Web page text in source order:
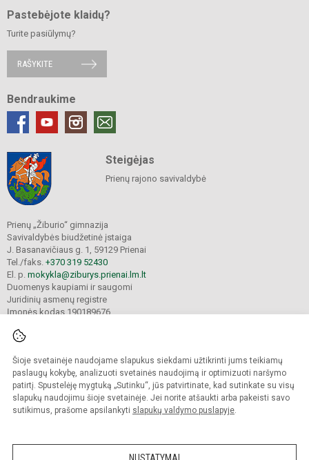
Šioje svetainėje naudojame slapukus siekdami užtikrinti jums teikiamų
paslaugų kokybę, analizuoti svetainės naudojimą ir optimizuoti naršymo
patirtį. Spustelėję mygtuką „Sutinku“, jūs patvirtinate, kad sutinkate su visų
slapukų naudojimu šioje svetainėje. Jei norite atšaukti arba pakeisti savo
sutikimus, prašome apsilankyti slapukų valdymo puslapyje.
NUSTATYMAI
Pastebėjote klaidų?
Turite pasiūlymų?
RAŠYKITE
Bendraukime
Steigėjas
Prienų rajono savivaldybė
Prienų „Žiburio“ gimnazija
Savivaldybės biudžetinė įstaiga
J. Basanavičiaus g. 1, 59129 Prienai
Tel./faks. +370 319 52430
El. p. mokykla@ziburys.prienai.lm.lt
Duomenys kaupiami ir saugomi
Juridinių asmenų registre
Įmonės kodas 190189676
© 2023 Prienų "Žiburio" gimnazija. Visos teisės saugomos.
Kopijuoti turinį be raštiško gimnazijos sutikimo griežtai draudžiama.
Versija neįgaliesiems Slapukų politika
Sumanus būdas atnaujinti